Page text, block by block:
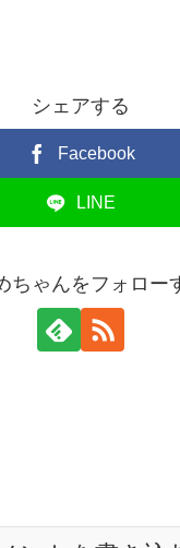
シェアする
Facebook
LINE
ちゃんをフォロー